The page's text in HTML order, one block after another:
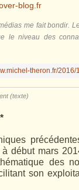
blog.fr
me fait bondir.
le niveau des
theron.fr/
(texte)
début mars
des
son